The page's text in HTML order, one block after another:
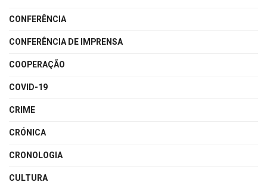
CONFERÊNCIA
CONFERÊNCIA DE IMPRENSA
COOPERAÇÃO
COVID-19
CRIME
CRÓNICA
CRONOLOGIA
CULTURA